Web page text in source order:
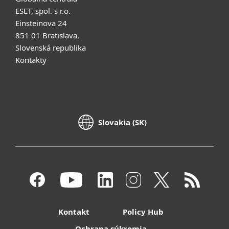
ESET, spol. s r.o.
Einsteinova 24
851 01 Bratislava,
Slovenská republika
Kontakty
Slovakia (SK)
Kontakt
Policy Hub